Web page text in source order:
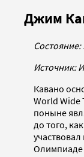
Джим
Источник:
Кавано
World Wide
поныне
до того,